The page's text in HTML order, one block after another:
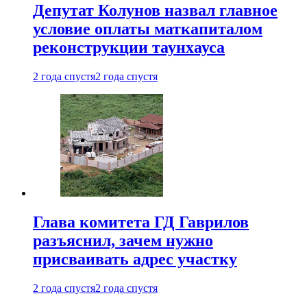
Депутат Колунов назвал главное
условие оплаты маткапиталом
реконструкции таунхауса
2 года спустя2 года спустя
Глава комитета ГД Гаврилов
разъяснил, зачем нужно
присваивать адрес участку
2 года спустя2 года спустя